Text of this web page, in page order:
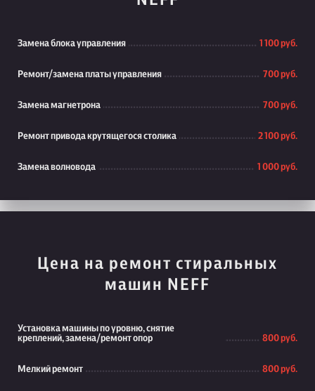
Замена блока управления 1 100 руб.
Ремонт/замена платы управления 700 руб.
Замена магнетрона 700 руб.
Ремонт привода крутящегося столика 2 100 руб.
Замена волновода 1 000 руб.
Цена на ремонт стиральных
машин NEFF
Установка машины по уровню, снятие
креплений, замена/ремонт опор
800 руб.
Мелкий ремонт 800 руб.